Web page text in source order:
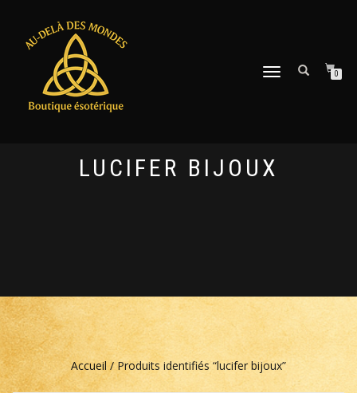
DÉPLIER
0
LUCIFER BIJOUX
Accueil / Produits identifiés “lucifer bijoux”